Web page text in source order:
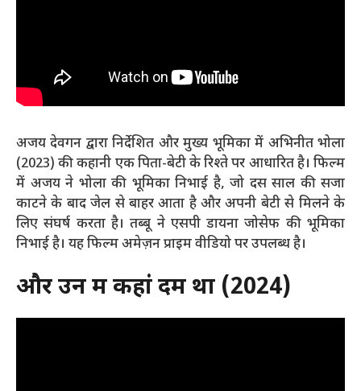
अजय देवगन द्वारा निर्देशित और मुख्य भूमिका में अभिनीत भोला
(2023) की कहानी एक पिता-बेटी के रिश्ते पर आधारित है। फिल्म
में अजय ने भोला की भूमिका निभाई है, जो दस साल की सजा
काटने के बाद जेल से बाहर आता है और अपनी बेटी से मिलने के
लिए संघर्ष करता है। तब्बू ने एसपी डायना जोसेफ की भूमिका
निभाई है। यह फिल्म अमेज़न प्राइम वीडियो पर उपलब्ध है।
और उन में कहां दम था (2024)